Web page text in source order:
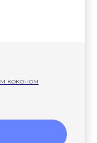
коконом